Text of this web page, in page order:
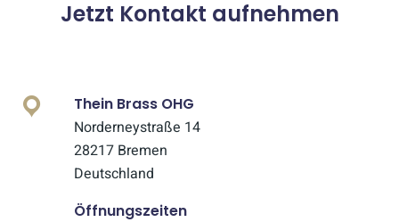
Jetzt Kontakt aufnehmen
Thein Brass OHG
Norderneystraße 14
28217 Bremen
Deutschland
Öffnungszeiten